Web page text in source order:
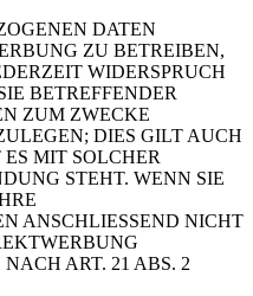
DATEN
ZU BETREIBEN,
WIDERSPRUCH
BETREFFENDER
ZUM ZWECKE
DIES GILT AUCH
MIT SOLCHER
STEHT. WENN SIE
ANSCHLIESSEND NICHT
ART. 21 ABS. 2